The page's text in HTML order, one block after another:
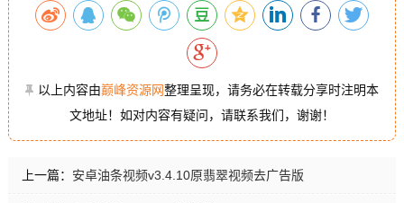
以上内容由巅峰资源网整理呈现，请务必在转载分享时注明本
文地址！如对内容有疑问，请联系我们，谢谢！
上一篇： 安卓油条视频v3.4.10原翡翠视频去广告版